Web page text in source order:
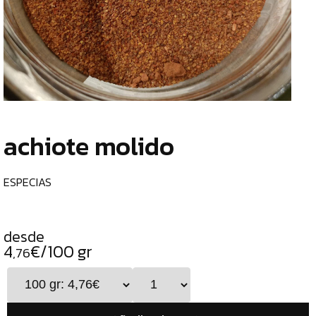
TIENDA
CHOCOLATES
ESPECIALES
ESPECIAS
CURRY
CAFÉS
GENERAL
ALIMENTOS
achiote molido
ESPECIAS
desde
4,76€/100 gr